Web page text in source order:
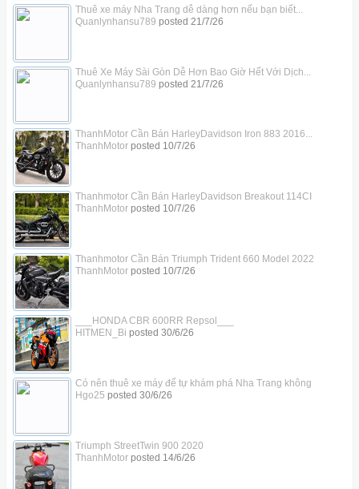
Thuê xe máy Nha Trang dễ dàng hơn nếu bạn biết...
Quanlynhansu789 posted 21/7/26
Thuê Xe Máy Sài Gòn Dễ Hơn Bao Giờ Hết Với Dịch...
Quanlynhansu789 posted 21/7/26
ThanhMotor Cần Bán HarleyDavidson Iron 883 2016...
ThanhMotorposted 10/7/26
Thanhmotor Cần Bán HarleyDavidson Breakout 114CI
ThanhMotorposted 10/7/26
Thanhmotor Cần Bán Triumph Trident 660 Model 2022
ThanhMotorposted 10/7/26
___HONDA CBR 600RR Repsol___
HITMEN_Bi posted 30/6/26
Có nên thuê xe máy để tự khám phá Nha Trang không
Hgo25 posted 30/6/26
Triumph StreetTwin 900 2020
ThanhMotorposted 14/6/26